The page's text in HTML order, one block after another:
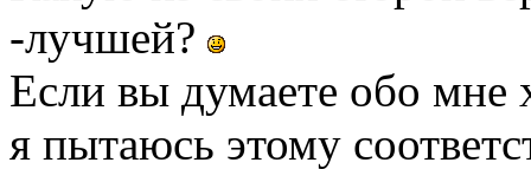
-лучшей?
Если вы думаете обо
я пытаюсь этому